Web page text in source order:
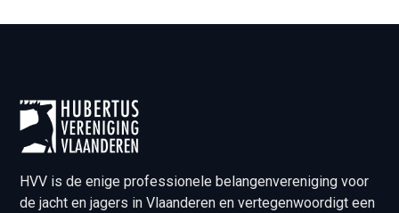
HVV is de enige professionele belangenvereniging voor
de jacht en jagers in Vlaanderen en vertegenwoordigt een